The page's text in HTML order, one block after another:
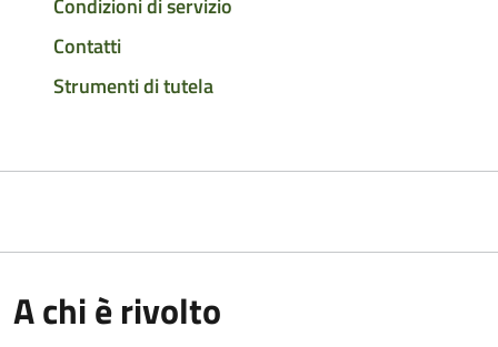
Condizioni di servizio
Contatti
Strumenti di tutela
A chi è rivolto